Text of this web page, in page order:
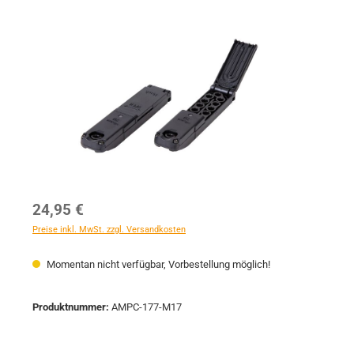
Regulärer Preis:
24,95 €
Preise inkl. MwSt. zzgl. Versandkosten
Momentan nicht verfügbar, Vorbestellung möglich!
Produktnummer: AMPC-177-M17